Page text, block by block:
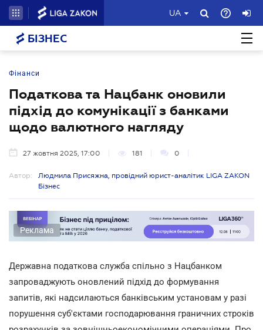
UA
БІЗНЕС
Фінанси
Податкова та Нацбанк оновили
підхід до комунікації з банками
щодо валютного нагляду
27 жовтня 2025, 17:00 181 0
Автор:
Людмила Присяжна, провідний юрист-аналітик LIGA ZAKON
Бізнес
Реклама
Державна податкова служба спільно з Нацбанком
запроваджують оновлений підхід до формування
запитів, які надсилаються банківським установам у разі
порушення суб'єктами господарювання граничних строків